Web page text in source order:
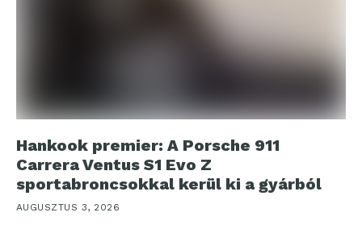
Hankook premier: A Porsche 911
Carrera Ventus S1 Evo Z
sportabroncsokkal kerül ki a gyárból
AUGUSZTUS 3, 2026